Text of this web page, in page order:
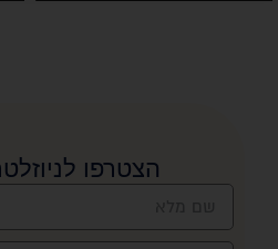
הצטרפו